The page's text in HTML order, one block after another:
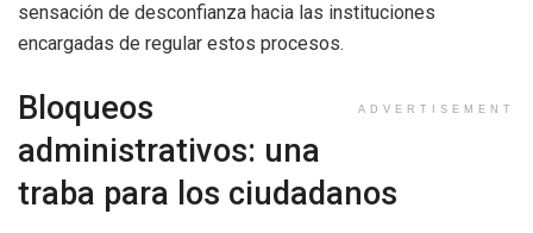
sensación de desconfianza hacia las instituciones
encargadas de regular estos procesos.
ADVERTISEMENT
Bloqueos
administrativos: una
traba para los ciudadanos